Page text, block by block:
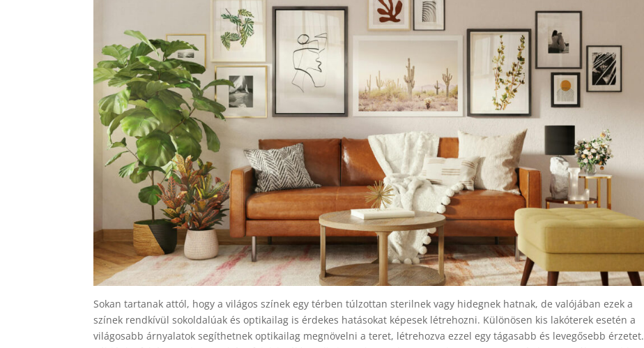
Sokan tartanak attól, hogy a világos színek egy térben túlzottan sterilnek vagy hidegnek hatnak, de valójában ezek a
színek rendkívül sokoldalúak és optikailag is érdekes hatásokat képesek létrehozni. Különösen kis lakóterek esetén a
világosabb árnyalatok segíthetnek optikailag megnövelni a teret, létrehozva ezzel egy tágasabb és levegősebb érzetet.